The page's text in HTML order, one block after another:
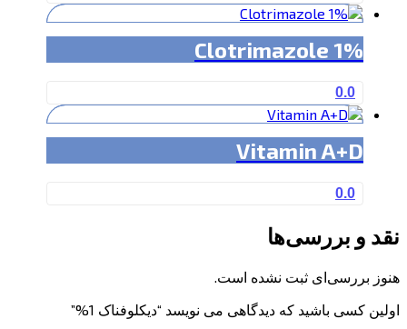
Clotrimazole 1%
0.0
Vitamin A+D
0.0
نقد و بررسی‌ها
هنوز بررسی‌ای ثبت نشده است.
اولین کسی باشید که دیدگاهی می نویسد “دیکلوفناک 1%”